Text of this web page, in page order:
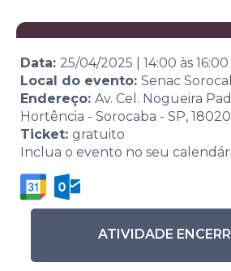
Data: 25/04/2025 14:00 às 16:00
Local do evento: Senac
Endereço: Av. Cel. Nogueira
Hortência - Sorocaba - SP,
Ticket: gratuito
Inclua o evento no seu
ATIVIDADE